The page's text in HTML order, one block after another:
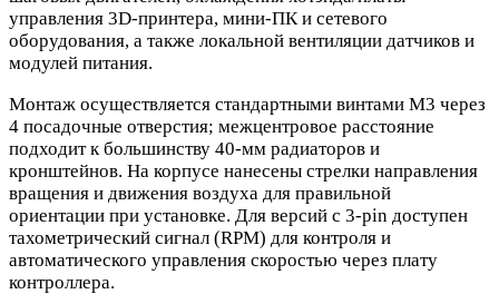
управления 3D‑принтера, мини‑ПК и сетевого
оборудования, а также локальной вентиляции датчиков и
модулей питания.
Монтаж осуществляется стандартными винтами M3 через
4 посадочные отверстия; межцентровое расстояние
подходит к большинству 40‑мм радиаторов и
кронштейнов. На корпусе нанесены стрелки направления
вращения и движения воздуха для правильной
ориентации при установке. Для версий с 3‑pin доступен
тахометрический сигнал (RPM) для контроля и
автоматического управления скоростью через плату
контроллера.